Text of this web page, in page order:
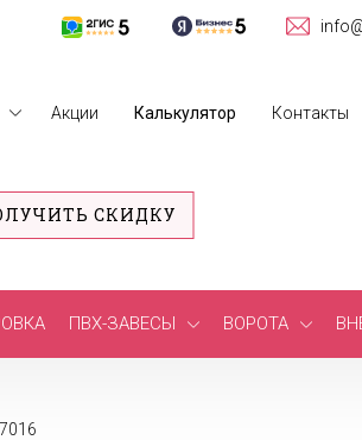
Акции Калькулятор Контакты
СКИДКУ
ПВХ-ЗАВЕСЫ ВОРОТА